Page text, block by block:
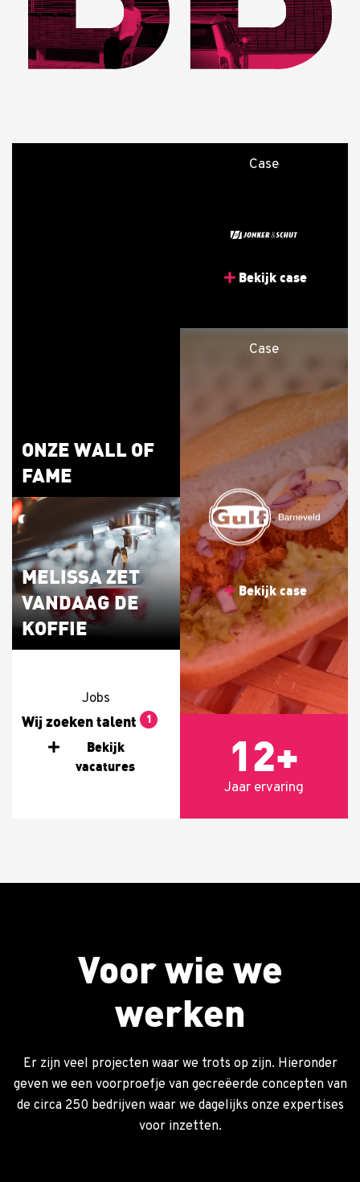
ONZE WALL OF
FAME
Case
Bekijk case
Case
Bekijk case
MELISSA ZET
VANDAAG DE
KOFFIE
Jobs
Wij zoeken talent 1
Bekijk
vacatures
12+
Jaar ervaring
Voor wie we
werken
Er zijn veel projecten waar we trots op zijn. Hieronder
geven we een voorproefje van gecreëerde concepten van
de circa 250 bedrijven waar we dagelijks onze expertises
voor inzetten.